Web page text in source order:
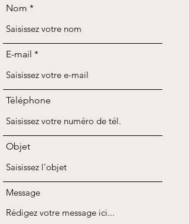
Nom
E-mail
Téléphone
Objet
Message